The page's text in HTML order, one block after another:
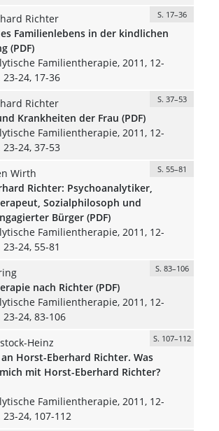
Richter
S. 17–36
Familienlebens in der kindlichen
(PDF)
Familientherapie, 2011, 12-
23-24, 17-36
Richter
S. 37–53
Krankheiten der Frau (PDF)
Familientherapie, 2011, 12-
23-24, 37-53
Wirth
S. 55–81
Richter: Psychoanalytiker,
Sozialphilosoph und
Bürger (PDF)
Familientherapie, 2011, 12-
24, 55-81
S. 83–106
nach Richter (PDF)
Familientherapie, 2011, 12-
23-24, 83-106
Heinz
S. 107–112
Horst-Eberhard Richter. Was
mit Horst-Eberhard Richter?
Familientherapie, 2011, 12-
23-24, 107-112